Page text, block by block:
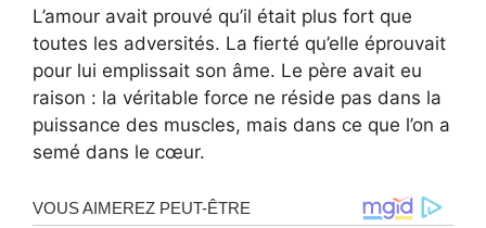
L’amour avait prouvé qu’il était plus fort que
toutes les adversités. La fierté qu’elle éprouvait
pour lui emplissait son âme. Le père avait eu
raison : la véritable force ne réside pas dans la
puissance des muscles, mais dans ce que l’on a
semé dans le cœur.